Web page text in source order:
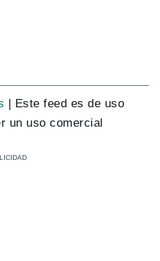
| Este feed es de uso
un uso comercial